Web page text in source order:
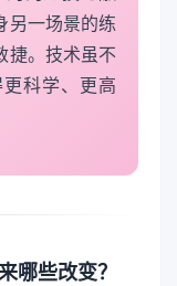
另一场景的练
捷。技术虽不
科学、更高
哪些改变？